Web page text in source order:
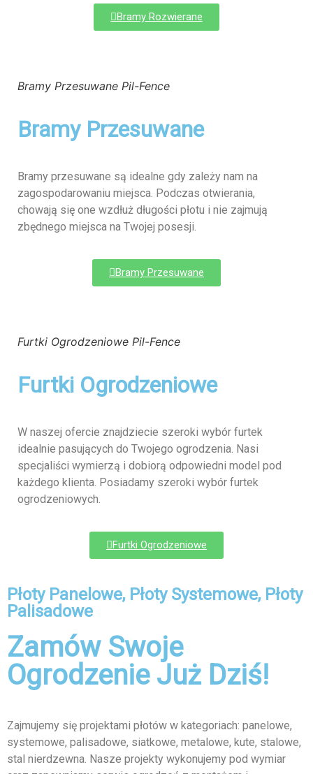
Bramy Rozwierane
Bramy Przesuwane Pil-Fence
Bramy Przesuwane
Bramy przesuwane są idealne gdy zależy nam na
zagospodarowaniu miejsca. Podczas otwierania,
chowają się one wzdłuż długości płotu i nie zajmują
zbędnego miejsca na Twojej posesji.
Bramy Przesuwane
Furtki Ogrodzeniowe Pil-Fence
Furtki Ogrodzeniowe
W naszej ofercie znajdziecie szeroki wybór furtek
idealnie pasujących do Twojego ogrodzenia. Nasi
specjaliści wymierzą i dobiorą odpowiedni model pod
każdego klienta. Posiadamy szeroki wybór furtek
ogrodzeniowych.
Furtki Ogrodzeniowe
Płoty Panelowe, Płoty Systemowe, Płoty
Palisadowe
Zamów Swoje
Ogrodzenie Już Dziś!
Zajmujemy się projektami płotów w kategoriach: panelowe,
systemowe, palisadowe, siatkowe, metalowe, kute, stalowe,
stal nierdzewna. Nasze projekty wykonujemy pod wymiar